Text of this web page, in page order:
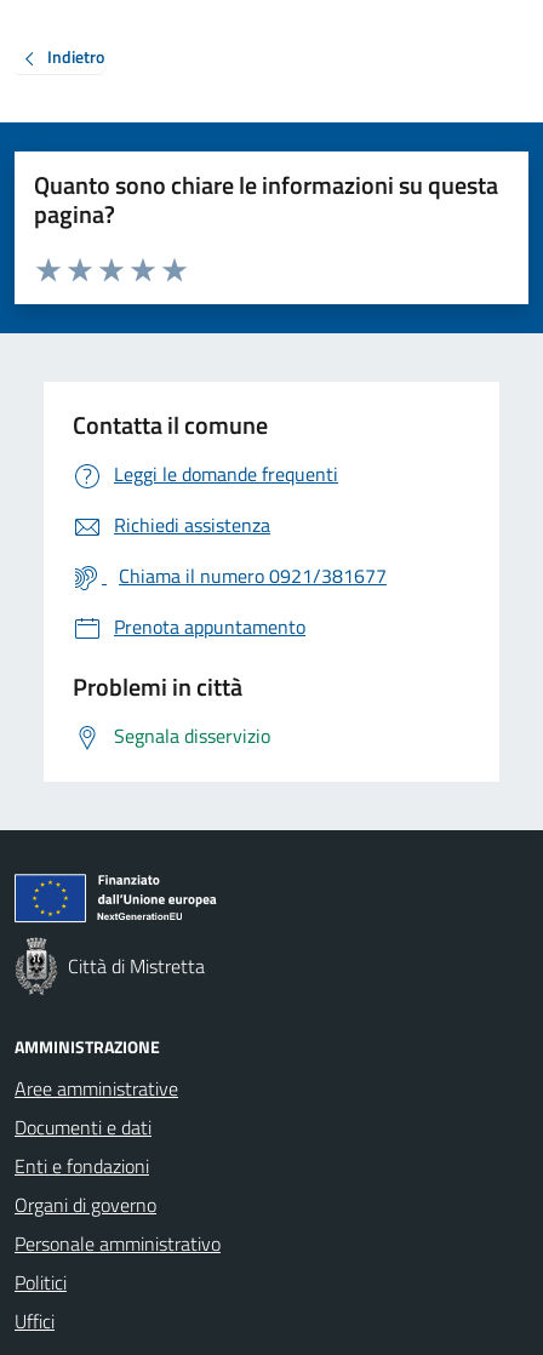
Indietro
Quanto sono chiare le informazioni su questa
pagina?
Valuta da 1 a 5 stelle la pagina
Valuta 5 stelle su 5
Valuta 4 stelle su 5
Valuta 3 stelle su 5
Valuta 2 stelle su 5
Valuta 1 stelle su 5
Contatta il comune
Leggi le domande frequenti
Richiedi assistenza
Chiama il numero 0921/381677
Prenota appuntamento
Problemi in città
Segnala disservizio
Città di Mistretta
AMMINISTRAZIONE
Aree amministrative
Documenti e dati
Enti e fondazioni
Organi di governo
Personale amministrativo
Politici
Uffici